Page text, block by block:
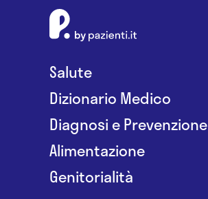
Salute
Dizionario Medico
Diagnosi e Prevenzione
Alimentazione
Genitorialità